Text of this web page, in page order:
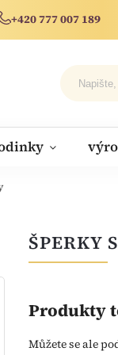
+420 777 007 189
ŠPERKY
Produkty
Můžete se ale